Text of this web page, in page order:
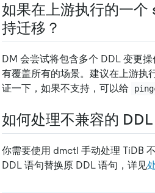
如果在上游执行的一
持迁移？
DM 会尝试将包含多个 DDL 变更
有覆盖所有的场景。建议在上游执
证一下，如果不支持，可以给
如何处理不兼容的 DDL
你需要使用 dmctl 手动处理 TiDB
DDL 语句替换原 DDL 语句，详见